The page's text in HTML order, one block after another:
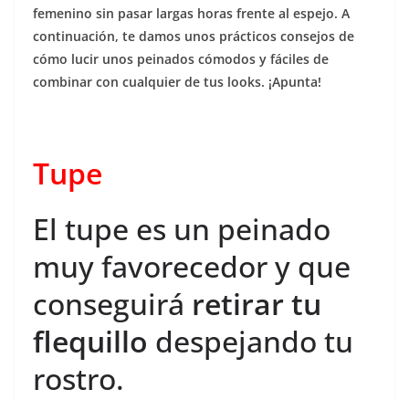
femenino sin pasar largas horas frente al espejo. A
continuación, te damos unos prácticos consejos de
cómo lucir unos peinados cómodos y fáciles de
combinar con cualquier de tus looks. ¡Apunta!
Tupe
El tupe es un peinado
muy favorecedor y que
conseguirá retirar tu
flequillo despejando tu
rostro.